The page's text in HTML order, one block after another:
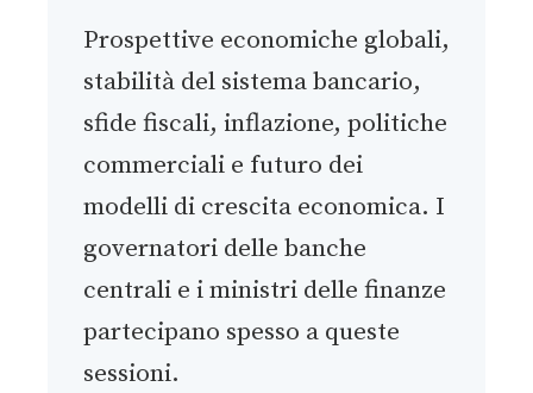
Prospettive economiche globali,
stabilità del sistema bancario,
sfide fiscali, inflazione, politiche
commerciali e futuro dei
modelli di crescita economica. I
governatori delle banche
centrali e i ministri delle finanze
partecipano spesso a queste
sessioni.